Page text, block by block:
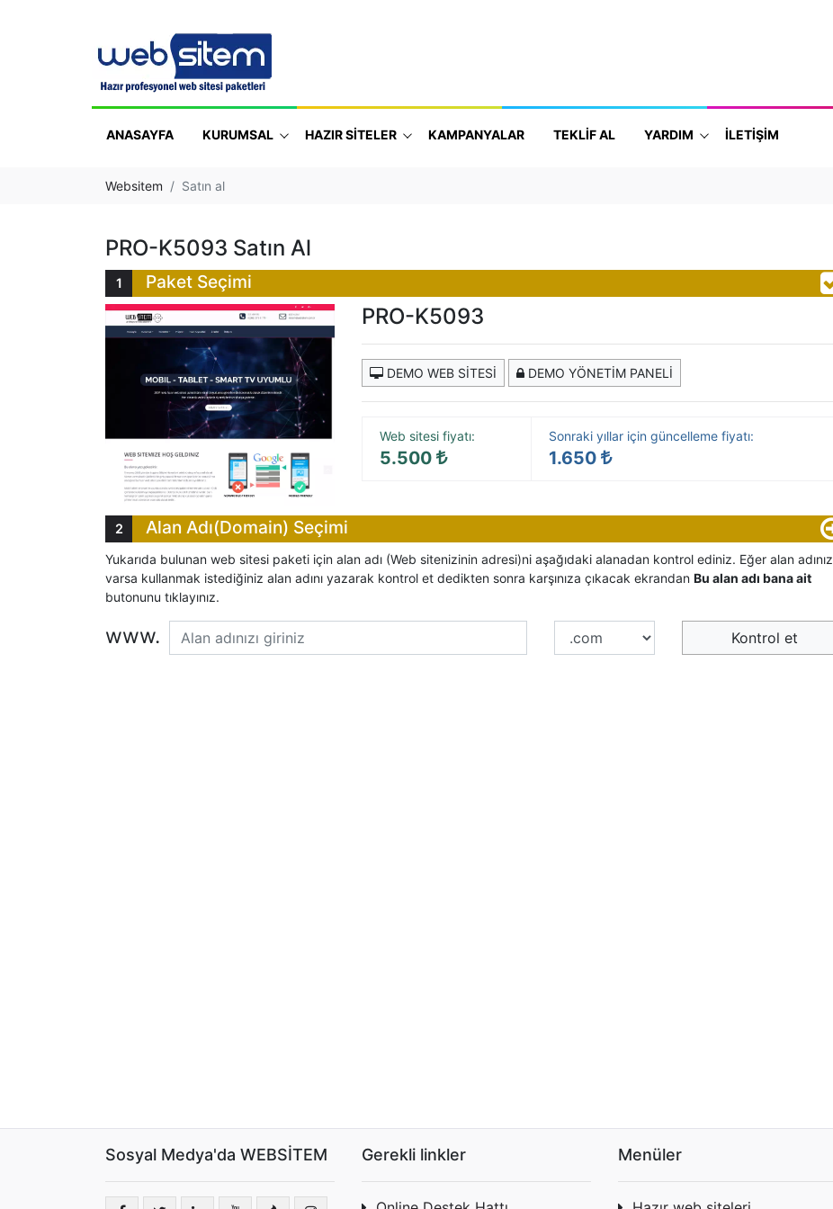
ANASAYFA KURUMSAL HAZIR SİTELER KAMPANYALAR TEKLİF AL YARDIM İLETİŞİM
Websitem Satın al
PRO-K5093 Satın Al
Paket Seçimi
PRO-K5093
DEMO WEB SİTESİ DEMO YÖNETİM PANELİ
Web sitesi fiyatı:
5.500
Sonraki yıllar için güncelleme fiyatı:
1.650
Alan Adı(Domain) Seçimi
Yukarıda bulunan web sitesi paketi için alan adı (Web sitenizinin adresi)ni aşağıdaki alanadan kontrol ediniz. Eğer alan adınız
varsa kullanmak istediğiniz alan adını yazarak kontrol et dedikten sonra karşınıza çıkacak ekrandan Bu alan adı bana ait
butonunu tıklayınız.
www. Kontrol et
Sosyal Medya'da WEBSİTEM Gerekli linkler Menüler